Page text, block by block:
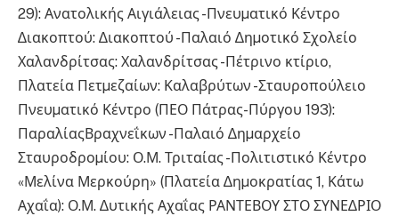
29): Ανατολικής Αιγιάλειας -Πνευµατικό Κέντρο
∆ιακοπτού: ∆ιακοπτού -Παλαιό ∆ηµοτικό Σχολείο
Χαλανδρίτσας: Χαλανδρίτσας -Πέτρινο κτίριο,
Πλατεία Πετµεζαίων: Καλαβρύτων -Σταυροπούλειο
Πνευµατικό Κέντρο (ΠΕΟ Πάτρας-Πύργου 193):
ΠαραλίαςΒραχνεΐκων -Παλαιό ∆ηµαρχείο
Σταυροδροµίου: Ο.Μ. Τριταίας -Πολιτιστικό Κέντρο
«Μελίνα Μερκούρη» (Πλατεία ∆ηµοκρατίας 1, Κάτω
Αχαΐα): Ο.Μ. ∆υτικής Αχαΐας ΡΑΝΤΕΒΟΥ ΣΤΟ ΣΥΝΕ∆ΡΙΟ